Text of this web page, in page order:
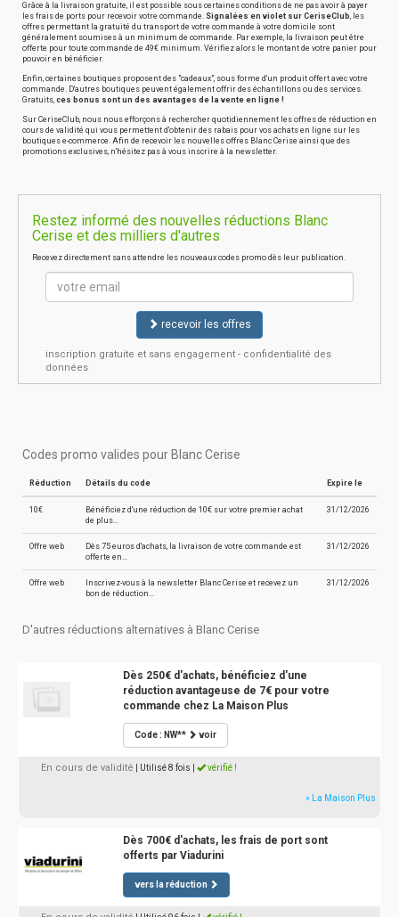
Grâce à la livraison gratuite, il est possible sous certaines conditions de ne pas avoir à payer
les frais de ports pour recevoir votre commande. Signalées en violet sur CeriseClub, les
offres permettant la gratuité du transport de votre commande à votre domicile sont
généralement soumises à un minimum de commande. Par exemple, la livraison peut être
offerte pour toute commande de 49€ minimum. Vérifiez alors le montant de votre panier pour
pouvoir en bénéficier.
Enfin, certaines boutiques proposent des "cadeaux", sous forme d'un produit offert avec votre
commande. D'autres boutiques peuvent également offrir des échantillons ou des services.
Gratuits, ces bonus sont un des avantages de la vente en ligne !
Sur CeriseClub, nous nous efforçons à rechercher quotidiennement les offres de réduction en
cours de validité qui vous permettent d'obtenir des rabais pour vos achats en ligne sur les
boutiques e-commerce. Afin de recevoir les nouvelles offres Blanc Cerise ainsi que des
promotions exclusives, n'hésitez pas à vous inscrire à la newsletter.
Restez informé des nouvelles réductions Blanc
Cerise et des milliers d'autres
Recevez directement sans attendre les nouveaux codes promo dès leur publication.
recevoir les offres
inscription gratuite et sans engagement - confidentialité des
données
Codes promo valides pour Blanc Cerise
Réduction Détails du code Expire le
10€
Bénéficiez d'une réduction de 10€ sur votre premier achat
de plus…
31/12/2026
Offre web
Dès 75 euros d'achats, la livraison de votre commande est
offerte en…
31/12/2026
Offre web
Inscrivez-vous à la newsletter Blanc Cerise et recevez un
bon de réduction…
31/12/2026
D'autres réductions alternatives à Blanc Cerise
Dès 250€ d'achats, bénéficiez d'une
réduction avantageuse de 7€ pour votre
commande chez La Maison Plus
Code : NW** voir
En cours de validité | Utilisé 8 fois vérifié !
» La Maison Plus
Dès 700€ d'achats, les frais de port sont
offerts par Viadurini
vers la réduction